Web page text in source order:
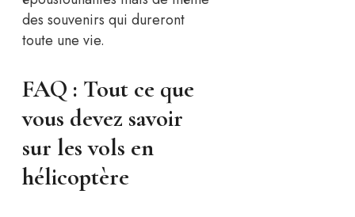
des souvenirs qui dureront
toute une vie.
FAQ : Tout ce que
vous devez savoir
sur les vols en
hélicoptère